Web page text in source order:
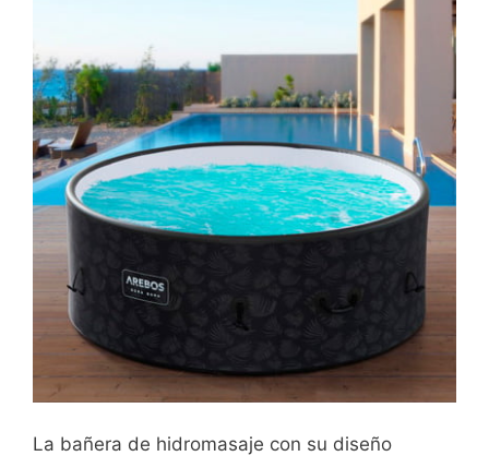
La bañera de hidromasaje con su diseño